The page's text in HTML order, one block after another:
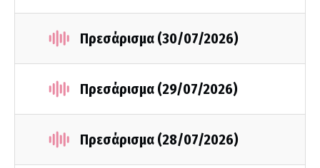
Πρεσάρισμα (30/07/2026)
Πρεσάρισμα (29/07/2026)
Πρεσάρισμα (28/07/2026)